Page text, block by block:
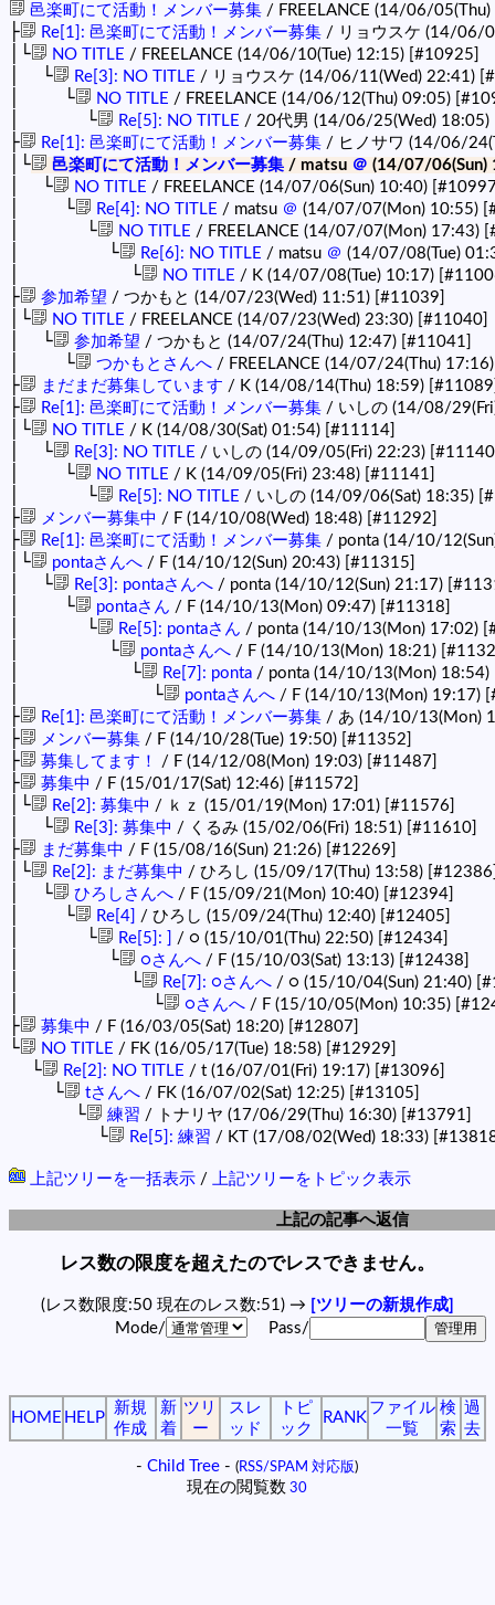
邑楽町にて活動！メンバー募集 / FREELANCE (14/06/
├ Re[1]: 邑楽町にて活動！メンバー募集 / リョウスケ (14/06/
│└ NO TITLE / FREELANCE (14/06/10(Tue) 12:15) [#10925]
│ └ Re[3]: NO TITLE / リョウスケ (14/06/11(Wed) 22:41)
│ └ NO TITLE / FREELANCE (14/06/12(Thu) 09:05)
│ └ Re[5]: NO TITLE / 20代男 (14/06/25(Wed) 18:05)
├ Re[1]: 邑楽町にて活動！メンバー募集 / ヒノサワ (14/06/
│└ 邑楽町にて活動！メンバー募集 / matsu ＠ (14/07/06(Sun)
│ └ NO TITLE / FREELANCE (14/07/06(Sun) 10:40)
│ └ Re[4]: NO TITLE / matsu ＠ (14/07/07(Mon) 10:55)
│ └ NO TITLE / FREELANCE (14/07/07(Mon) 17:43)
│ └ Re[6]: NO TITLE / matsu ＠ (14/07/08(Tue)
│ └ NO TITLE / K (14/07/08(Tue) 10:17)
├ 参加希望 / つかもと (14/07/23(Wed) 11:51) [#11039]
│└ NO TITLE / FREELANCE (14/07/23(Wed) 23:30) [#11040]
│ └ 参加希望 / つかもと (14/07/24(Thu) 12:47) [#11041]
│ └ つかもとさんへ / FREELANCE (14/07/24(Thu)
├ まだまだ募集しています / K (14/08/14(Thu) 18:59)
├ Re[1]: 邑楽町にて活動！メンバー募集 / いしの (14/08/
│└ NO TITLE / K (14/08/30(Sat) 01:54) [#11114]
│ └ Re[3]: NO TITLE / いしの (14/09/05(Fri) 22:23)
│ └ NO TITLE / K (14/09/05(Fri) 23:48) [#11141]
│ └ Re[5]: NO TITLE / いしの (14/09/06(Sat) 18:35)
├ メンバー募集中 / F (14/10/08(Wed) 18:48) [#11292]
├ Re[1]: 邑楽町にて活動！メンバー募集 / ponta (14/10/
│└ pontaさんへ / F (14/10/12(Sun) 20:43) [#11315]
│ └ Re[3]: pontaさんへ / ponta (14/10/12(Sun) 21:17)
│ └ pontaさん / F (14/10/13(Mon) 09:47) [#11318]
│ └ Re[5]: pontaさん / ponta (14/10/13(Mon) 17:02)
│ └ pontaさんへ / F (14/10/13(Mon) 18:21)
│ └ Re[7]: ponta / ponta (14/10/13(Mon) 18:54)
│ └ pontaさんへ / F (14/10/13(Mon) 19:17)
├ Re[1]: 邑楽町にて活動！メンバー募集 / あ (14/10/13(Mon)
├ メンバー募集 / F (14/10/28(Tue) 19:50) [#11352]
├ 募集してます！ / F (14/12/08(Mon) 19:03) [#11487]
├ 募集中 / F (15/01/17(Sat) 12:46) [#11572]
│└ Re[2]: 募集中 / ｋｚ (15/01/19(Mon) 17:01) [#11576]
│ └ Re[3]: 募集中 / くるみ (15/02/06(Fri) 18:51) [#11610]
├ まだ募集中 / F (15/08/16(Sun) 21:26) [#12269]
│└ Re[2]: まだ募集中 / ひろし (15/09/17(Thu) 13:58)
│ └ ひろしさんへ / F (15/09/21(Mon) 10:40) [#12394]
│ └ Re[4] / ひろし (15/09/24(Thu) 12:40) [#12405]
│ └ Re[5]: ] / ○ (15/10/01(Thu) 22:50) [#12434]
│ └ ○さんへ / F (15/10/03(Sat) 13:13) [#12438]
│ └ Re[7]: ○さんへ / ○ (15/10/04(Sun) 21:40)
│ └ ○さんへ / F (15/10/05(Mon) 10:35)
├ 募集中 / F (16/03/05(Sat) 18:20) [#12807]
└ NO TITLE / FK (16/05/17(Tue) 18:58) [#12929]
└ Re[2]: NO TITLE / t (16/07/01(Fri) 19:17) [#13096]
└ tさんへ / FK (16/07/02(Sat) 12:25) [#13105]
└ 練習 / トナリヤ (17/06/29(Thu) 16:30) [#13791]
└ Re[5]: 練習 / KT (17/08/02(Wed) 18:33)
上記ツリーを一括表示 / 上記ツリーをトピック表示
上記の記事へ返信
レス数の限度を超えたのでレスできません。
(レス数限度:50 現在のレス数:51) → [ツリーの新規作成]
Mode/
Pass/
HOME HELP
新規
作成
新
着
ツリ
ー
スレ
ッド
トピ
ック
RANK
ファイル
一覧
検
索
過
去
-Child Tree -(RSS/SPAM 対応版)
現在の閲覧数 30